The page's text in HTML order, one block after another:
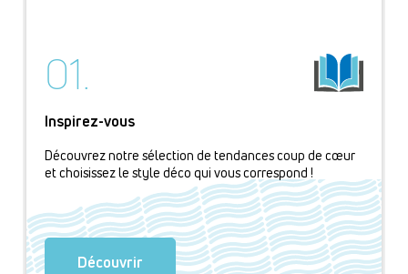
01.
Inspirez-vous
Découvrez notre sélection de tendances coup de cœur
et choisissez le style déco qui vous correspond !
Découvrir